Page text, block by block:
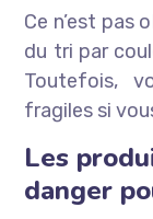
Ce n’est pas
du tri par
Toutefois,
fragiles si
Les
danger